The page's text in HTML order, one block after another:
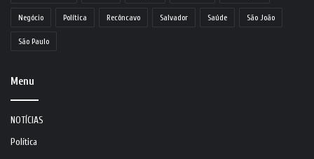
Negócio Política Recôncavo Salvador Saúde São João
São Paulo
Menu
NOTÍCIAS
Política